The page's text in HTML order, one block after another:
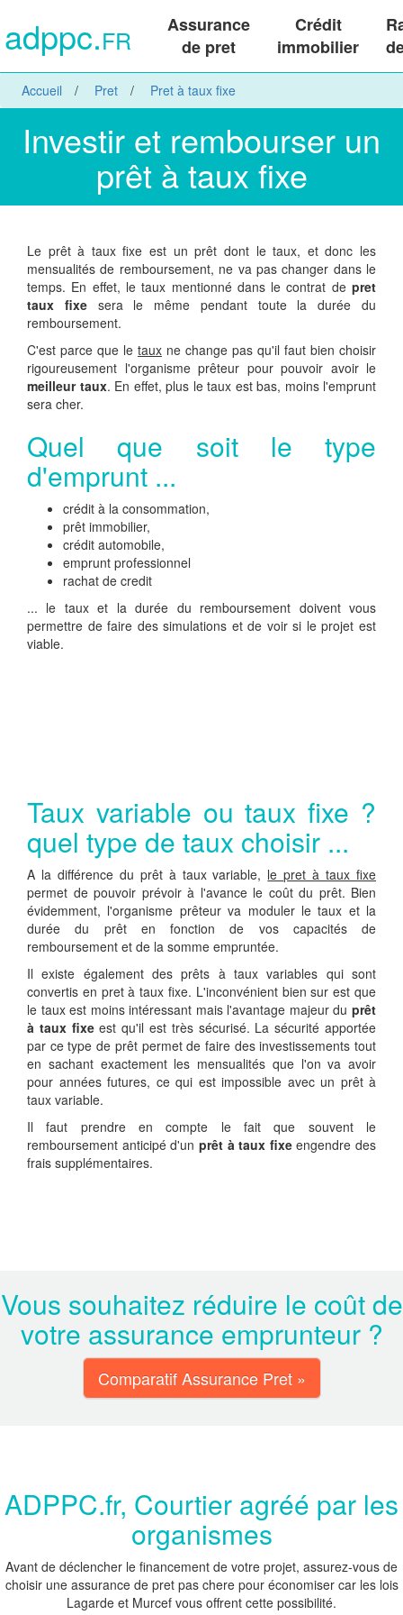
adppc.FR
Assurance
de pret
Crédit
immobilier
Accueil Pret Pret à taux fixe
Investir et rembourser un
prêt à taux fixe
Le prêt à taux fixe est un prêt dont le taux, et donc les
mensualités de remboursement, ne va pas changer dans le
temps. En effet, le taux mentionné dans le contrat depret
taux fixesera le même pendant toute la durée du
remboursement.
C'est parce que le taux ne change pas qu'il faut bien choisir
rigoureusement l'organisme prêteur pour pouvoir avoir le
meilleur taux. En effet, plus le taux est bas, moins l'emprunt
sera cher.
Quel que soit le type
d'emprunt ...
crédit à la consommation,
prêt immobilier,
crédit automobile,
emprunt professionnel
rachat de credit
... le taux et la durée du remboursement doivent vous
permettre de faire des simulations et de voir si le projet est
viable.
Taux variable ou taux fixe ?
quel type de taux choisir ...
A la différence du prêt à taux variable, le pret à taux fixe
permet de pouvoir prévoir à l'avance le coût du prêt. Bien
évidemment, l'organisme prêteur va moduler le taux et la
durée du prêt en fonction de vos capacités de
remboursement et de la somme empruntée.
Il existe également des prêts à taux variables qui sont
convertis en pret à taux fixe. L'inconvénient bien sur est que
le taux est moins intéressant mais l'avantage majeur du prêt
à taux fixeest qu'il est très sécurisé. La sécurité apportée
par ce type de prêt permet de faire des investissements tout
en sachant exactement les mensualités que l'on va avoir
pour années futures, ce qui est impossible avec un prêt à
taux variable.
Il faut prendre en compte le fait que souvent le
remboursement anticipé d'un prêt à taux fixeengendre des
frais supplémentaires.
Vous souhaitez réduire le coût de
votre assurance emprunteur ?
Comparatif Assurance Pret »
ADPPC.fr, Courtier agréé par les
organismes
Avant de déclencher le financement de votre projet, assurez-vous de
choisir une assurance de pret pas chere pour économiser car les lois
Lagarde et Murcef vous offrent cette possibilité.